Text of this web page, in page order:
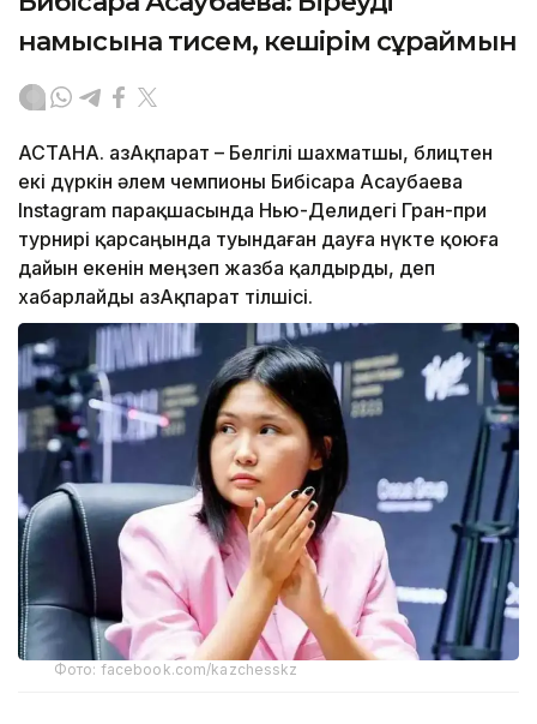
намысына тисем, кешірім сұраймын
АСТАНА. ҚазАқпарат – Белгілі шахматшы, блицтен
екі дүркін әлем чемпионы Бибісара Асаубаева
Instagram парақшасында Нью-Делидегі Гран-при
турнирі қарсаңында туындаған дауға нүкте қоюға
дайын екенін меңзеп жазба қалдырды, деп
хабарлайды ҚазАқпарат тілшісі.
Фото: facebook.com/kazchesskz